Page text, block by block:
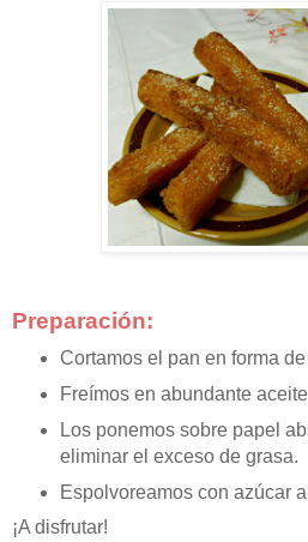
Preparación:
Cortamos el pan en forma
Freímos en abundante
Los ponemos sobre papel
eliminar el exceso de grasa.
Espolvoreamos con azúcar
¡A disfrutar!